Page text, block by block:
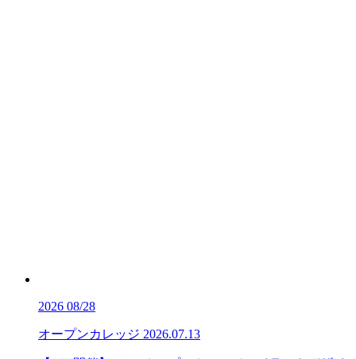
2026 08/28
オープンカレッジ 2026.07.13